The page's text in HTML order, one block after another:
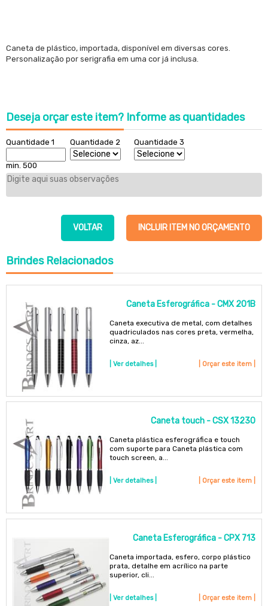
Caneta de plástico, importada, disponível em diversas cores.
Personalização por serigrafia em uma cor já inclusa.
Deseja orçar este item? Informe as quantidades
Quantidade 1
min. 500
Quantidade 2 Quantidade 3
INCLUIR ITEM NO ORÇAMENTO
VOLTAR
BrindesRelacionados
Caneta Esferográfica - CMX 201B
Caneta executiva de metal, com detalhes
quadriculados nas cores preta, vermelha,
cinza, az...
| Ver detalhes | | Orçar este item |
Caneta touch - CSX 13230
Caneta plástica esferográfica e touch
com suporte para Caneta plástica com
touch screen, a...
| Ver detalhes | | Orçar este item |
Caneta Esferográfica - CPX 713
Caneta importada, esfero, corpo plástico
prata, detalhe em acrílico na parte
superior, cli...
| Ver detalhes | | Orçar este item |